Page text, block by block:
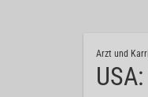
Arzt und